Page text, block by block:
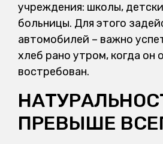
учреждения: школы,
больницы. Для этого
автомобилей – важно
хлеб рано утром, когда он
востребован.
ПРЕВЫШЕ